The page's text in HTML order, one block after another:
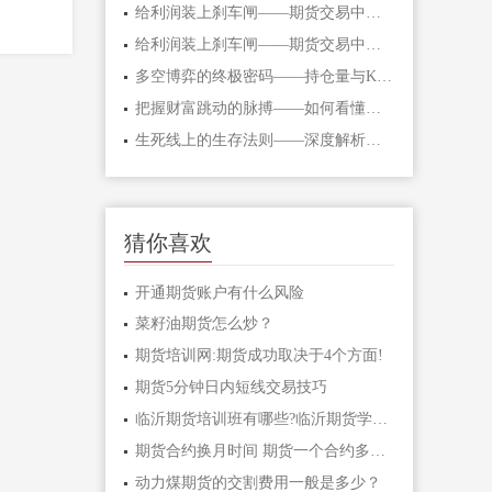
给利润装上刹车闸——期货交易中不可逾
把握财富跳动的脉搏——如何看懂期货主
生死线上的生存法则——深度解析期货爆
猜你喜欢
开通期货账户有什么风险
菜籽油期货怎么炒？
期货培训网:期货成功取决于4个方面!
期货5分钟日内短线交易技巧
临沂期货培训班有哪些?临沂期货学习课程
期货合约换月时间 期货一个合约多长时间
动力煤期货的交割费用一般是多少？